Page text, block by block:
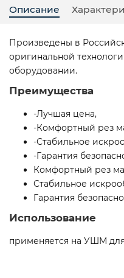
Описание
Произведены в
оригинальной
оборудовании.
Преимущества
-Лучшая цена,
-Комфортный рез
-Стабильное
-Гарантия
Комфортный рез
Стабильное
Гарантия
Использование
применяется на УШМ